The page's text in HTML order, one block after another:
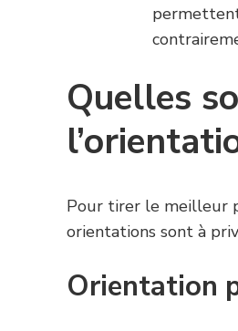
Quelles
Pour tirer le meilleur
orientations sont à
Orientation